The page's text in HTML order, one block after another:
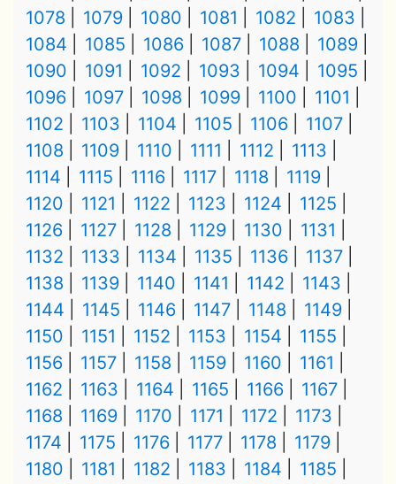
1078
1079 1080 1081 1082
1083
1084
1085 1086 1087 1088
1089
1090
1091 1092 1093 1094
1095
1096
1097 1098 1099 1100
1101
1102
1103 1104 1105 1106
1107
1108
1109 1110 1111 1112
1113
1114
1115 1116 1117 1118
1119
1120
1121 1122 1123 1124
1125
1126
1127 1128 1129 1130
1131
1132
1133 1134 1135 1136
1137
1138
1139 1140 1141 1142
1143
1144
1145 1146 1147 1148
1149
1150
1151 1152 1153 1154
1155
1156
1157 1158 1159 1160
1161
1162
1163 1164 1165 1166
1167
1168
1169 1170 1171 1172
1173
1174
1175 1176 1177 1178
1179
1180
1181 1182 1183 1184
1185